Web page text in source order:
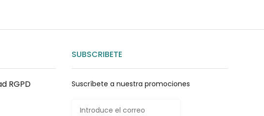
RGPD
SUBSCRIBETE
Suscríbete a nuestra promociones